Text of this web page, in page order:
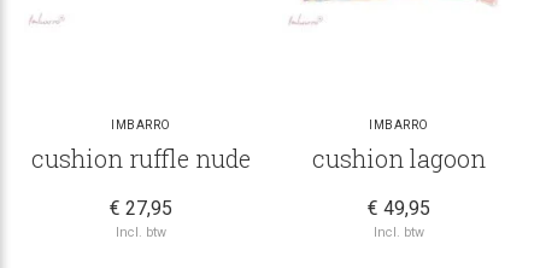
IMBARRO
cushion ruffle nude
€ 27,95
Incl. btw
IMBARRO
cushion lagoon
€ 49,95
Incl. btw